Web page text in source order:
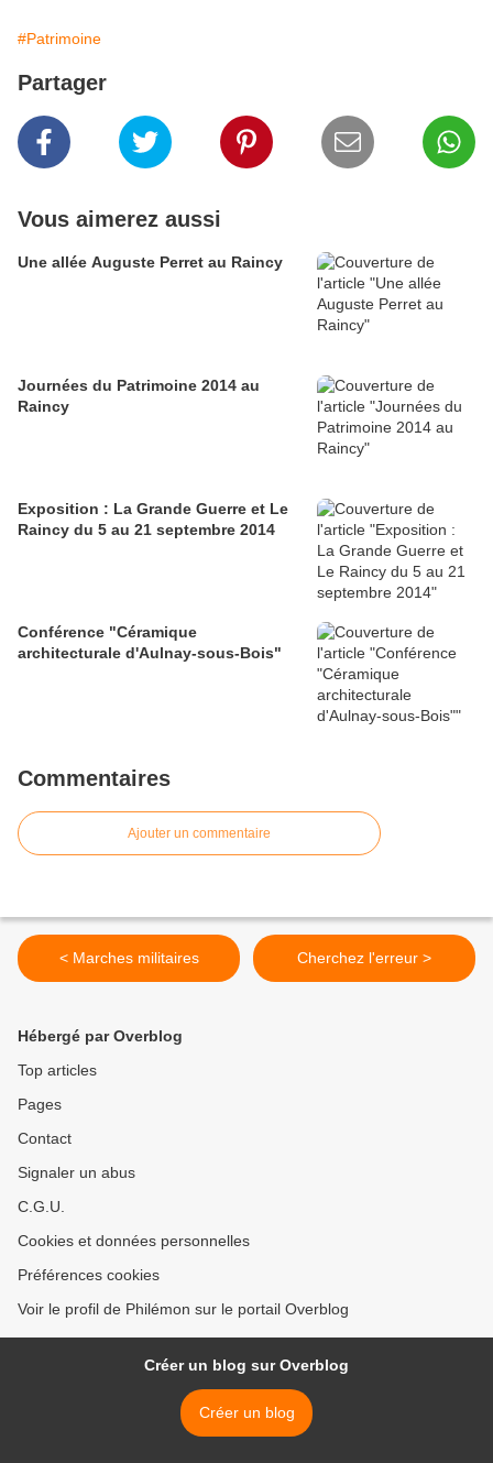
#Patrimoine
Partager
Vous aimerez aussi
Une allée Auguste Perret au Raincy
Journées du Patrimoine 2014 au
Raincy
Exposition : La Grande Guerre et Le
Raincy du 5 au 21 septembre 2014
Conférence "Céramique
architecturale d'Aulnay-sous-Bois"
Commentaires
Ajouter un commentaire
< Marches militaires Cherchez l'erreur >
Hébergé par Overblog
Top articles
Pages
Contact
Signaler un abus
C.G.U.
Cookies et données personnelles
Préférences cookies
Voir le profil de Philémon sur le portail Overblog
Créer un blog sur Overblog
Créer un blog